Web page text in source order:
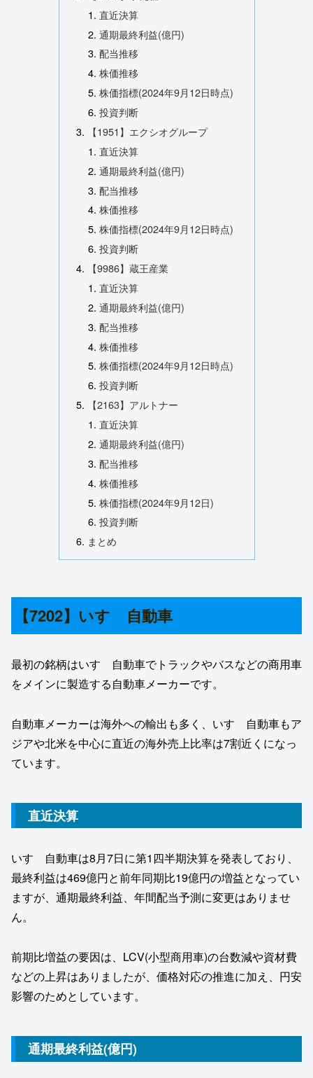
直近決算
通期最終利益(億円)
配当推移
株価推移
株価指標(2024年9月12日時点)
投資判断
【1951】エクシオグループ
直近決算
通期最終利益(億円)
配当推移
株価推移
株価指標(2024年9月12日時点)
投資判断
【9986】蔵王産業
直近決算
通期最終利益(億円)
配当推移
株価推移
株価指標(2024年9月12日時点)
投資判断
【2163】アルトナー
直近決算
通期最終利益(億円)
配当推移
株価推移
株価指標(2024年9月12日)
投資判断
まとめ
【7202】いすゞ自動車
最初の銘柄はいすゞ自動車でトラックやバスなどの商用車
をメインに製造する自動車メーカーです。
自動車メーカーは海外への輸出も多く、いすゞ自動車もア
ジアや北米を中心に直近の海外売上比率は7割近くになっ
ています。
直近決算
いすゞ自動車は8月7日に第1四半期決算を発表しており、
最終利益は469億円と前年同期比19億円の増益となってい
ますが、通期最終利益、年間配当予測に変更はありませ
ん。
前期比増益の要因は、LCV(小型商用車)の台数減や資材費
などの上昇はありましたが、価格対応の推進に加え、円安
影響のためとしています。
通期最終利益(億円)